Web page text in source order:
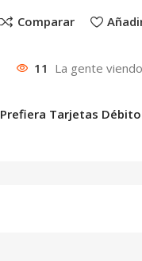
Comparar
11 La gente
Prefiera Tarjetas